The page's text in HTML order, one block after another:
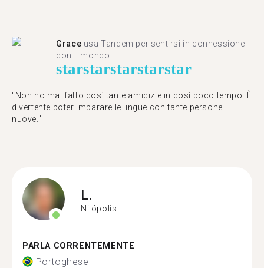
Grace usa Tandem per sentirsi in connessione
con il mondo.
starstarstarstarstar
"Non ho mai fatto così tante amicizie in così poco tempo. È
divertente poter imparare le lingue con tante persone
nuove."
L.
Nilópolis
PARLA CORRENTEMENTE
Portoghese